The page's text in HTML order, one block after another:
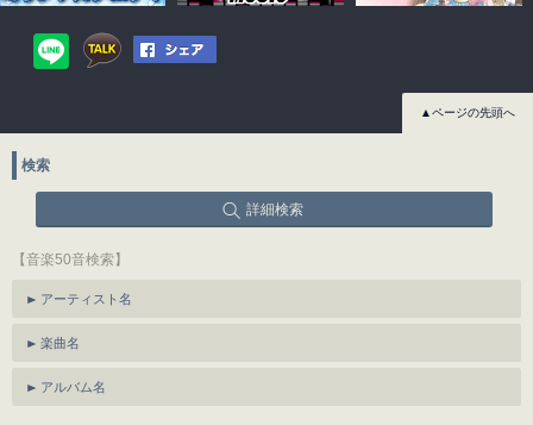
▲ページの先頭へ
検索
詳細検索
【音楽50音検索】
アーティスト名
楽曲名
アルバム名